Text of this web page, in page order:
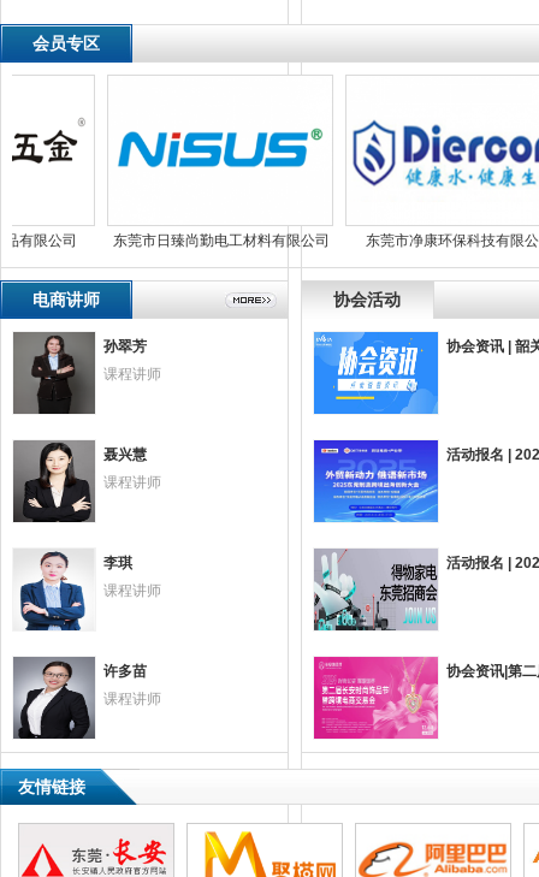
会员专区
有限公司 东莞市日臻尚勤电工材料有限公司 东莞市净康环保科技有限公司
技有限公司 东莞市冠濠电子有限公司
有限公司 东莞市日臻尚勤电工材料有限公司
电商讲师
孙翠芳
课程讲师
聂兴慧
课程讲师
李琪
课程讲师
许多苗
课程讲师
协会活动
协会资讯 | 韶
活动报名 |
活动报名 |
协会资讯|第
友情链接